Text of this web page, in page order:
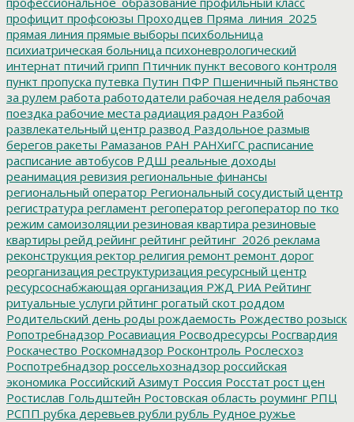
профицит профсоюзы Проходцев Пряма_линия_2025
прямая линия прямые выборы психбольница
психиатрическая больница психоневрологический
интернат птичий грипп Птичник пункт весового контроля
пункт пропуска путевка Путин ПФР Пшеничный пьянство
за рулем работа работодатели рабочая неделя рабочая
поездка рабочие места радиация радон Разбой
развлекательный центр развод Раздольное размыв
берегов ракеты Рамазанов РАН РАНХиГС расписание
расписание автобусов РДШ реальные доходы
реанимация ревизия региональные финансы
региональный оператор Региональный сосудистый центр
регистратура регламент регоператор регоператор по тко
режим самоизоляции резиновая квартира резиновые
квартиры рейд рейинг рейтинг рейтинг_2026 реклама
реконструкция ректор религия ремонт ремонт дорог
реорганизация реструктуризация ресурсный центр
ресурсоснабжающая организация РЖД РИА Рейтинг
ритуальные услуги рйтинг рогатый скот роддом
Родительский день роды рождаемость Рождество розыск
Ропотребнадзор Росавиация Росводресурсы Росгвардия
Роскачество Роскомнадзор Росконтроль Рослесхоз
Роспотребнадзор россельхознадзор российская
экономика Российский Азимут Россия Росстат рост цен
Ростислав Гольдштейн Ростовская область роуминг РПЦ
РСПП рубка деревьев рубли рубль Рудное ружье